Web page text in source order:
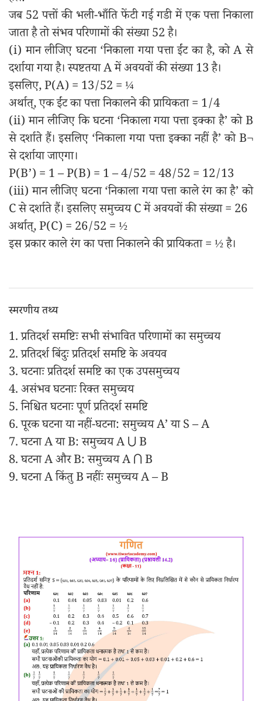
जब 52 पत्तों की भली-भाँति फेंटी गई गडी में एक पत्ता निकाला
जाता है तो संभव परिणामों की संख्या 52 है।
(i) मान लीजिए घटना ‘निकाला गया पत्ता ईंट का है, को A से
दर्शाया गया है। स्पष्टतया A में अवयवों की संख्या 13 है।
इसलिए, P(A) = 13/52 = ¼
अर्थात्, एक ईंट का पत्ता निकालने की प्रायिकता = 1/4
(ii) मान लीजिए कि घटना ‘निकाला गया पत्ता इक्का है’ को B
से दर्शाते हैं। इसलिए ‘निकाला गया पत्ता इक्का नहीं है’ को B¬
से दर्शाया जाएगा।
P(B’) = 1 – P(B) = 1 – 4/52 = 48/52 = 12/13
(iii) मान लीजिए घटना ‘निकाला गया पत्ता काले रंग का है’ को
C से दर्शाते हैं। इसलिए समुच्चय C में अवयवों की संख्या = 26
अर्थात्, P(C) = 26/52 = ½
इस प्रकार काले रंग का पत्ता निकालने की प्रायिकता = ½ है।
स्मरणीय तथ्य
1. प्रतिदर्श समष्टिः सभी संभावित परिणामों का समुच्चय
2. प्रतिदर्श बिंदुः प्रतिदर्श समष्टि के अवयव
3. घटनाः प्रतिदर्श समष्टि का एक उपसमुच्चय
4. असंभव घटनाः रिक्त समुच्चय
5. निश्चित घटनाः पूर्ण प्रतिदर्श समष्टि
6. पूरक घटना या नहीं-घटना: समुच्चय A’ या S – A
7. घटना A या B: समुच्चय A ⋃ B
8. घटना A और B: समुच्चय A ⋂ B
9. घटना A किंतु B नहींः समुच्चय A – B